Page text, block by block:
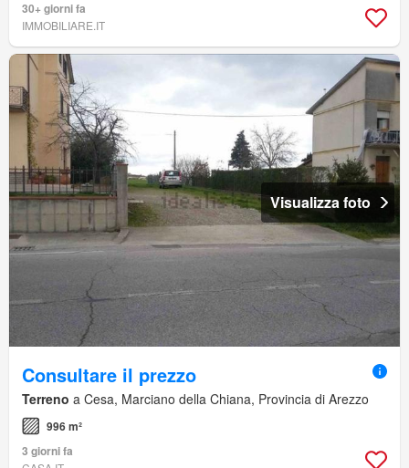
30+ giorni fa
IMMOBILIARE.IT
Visualizza foto
Consultare il prezzo
Terreno a Cesa, Marciano della Chiana, Provincia di Arezzo
996 m²
3 giorni fa